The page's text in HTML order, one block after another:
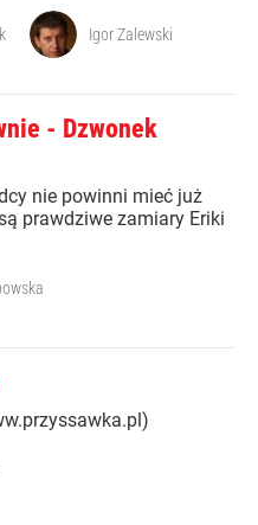
Igor Zalewski
- Dzwonek
nie powinni mieć już
prawdziwe zamiary Eriki